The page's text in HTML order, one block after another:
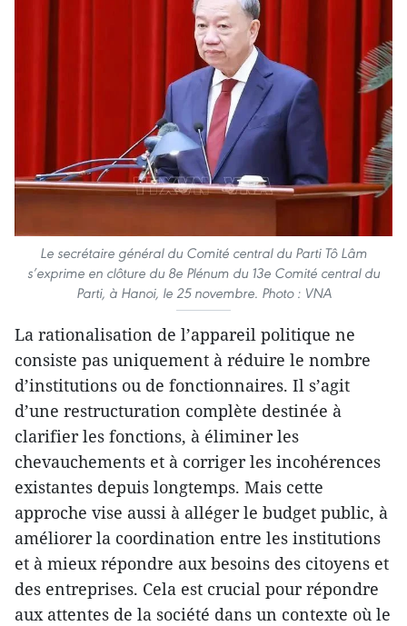
Le secrétaire général du Comité central du Parti Tô Lâm
s’exprime en clôture du 8e Plénum du 13e Comité central du
Parti, à Hanoi, le 25 novembre. Photo : VNA
La rationalisation de l’appareil politique ne
consiste pas uniquement à réduire le nombre
d’institutions ou de fonctionnaires. Il s’agit
d’une restructuration complète destinée à
clarifier les fonctions, à éliminer les
chevauchements et à corriger les incohérences
existantes depuis longtemps. Mais cette
approche vise aussi à alléger le budget public, à
améliorer la coordination entre les institutions
et à mieux répondre aux besoins des citoyens et
des entreprises. Cela est crucial pour répondre
aux attentes de la société dans un contexte où le